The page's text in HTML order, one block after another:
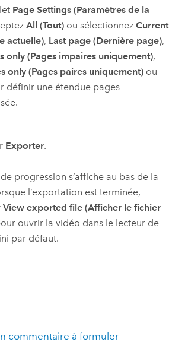
Page Settings (Paramètres de la
All (Tout)ou sélectionnez Current
actuelle), Last page (Dernière page),
only (Pages impaires uniquement),
only (Pages paires uniquement)ou
définir une étendue pages
Exporter.
progression s’affiche au bas de la
l’exportation est terminée,
View exported file (Afficher le fichier
ouvrir la vidéo dans le lecteur de
par défaut.
commentaire à formuler